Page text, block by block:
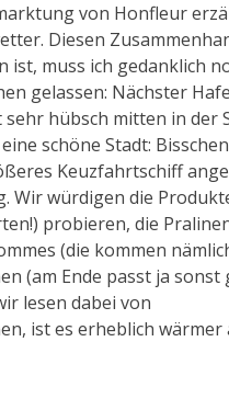
von Honfleur
Diesen
ist, muss ich gedanklich
gelassen: Nächster
hübsch mitten in der
schöne Stadt:
Keuzfahrtschiff
Wir würdigen die
probieren, die
(die kommen
(am Ende passt ja sonst
lesen dabei von
ist es erheblich wärmer